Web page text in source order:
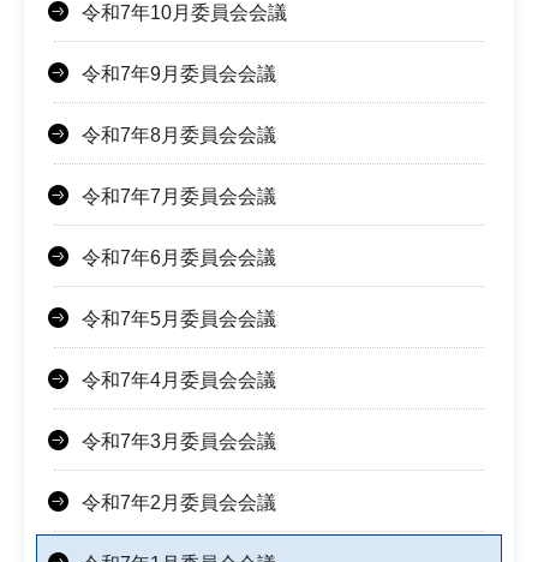
令和7年10月委員会会議
令和7年9月委員会会議
令和7年8月委員会会議
令和7年7月委員会会議
令和7年6月委員会会議
令和7年5月委員会会議
令和7年4月委員会会議
令和7年3月委員会会議
令和7年2月委員会会議